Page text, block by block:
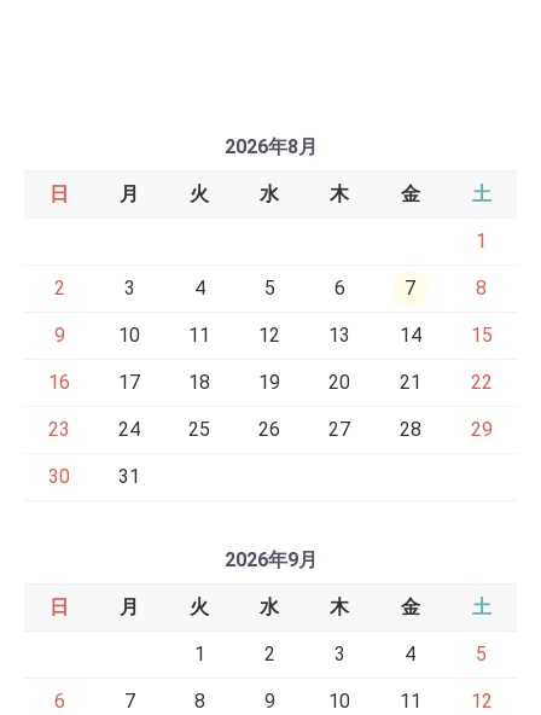
2026年8月
日 月 火 水 木 金 土
1
2 3 4 5 6 7 8
9 10 11 12 13 14 15
16 17 18 19 20 21 22
23 24 25 26 27 28 29
30 31
2026年9月
日 月 火 水 木 金 土
1 2 3 4 5
6 7 8 9 10 11 12